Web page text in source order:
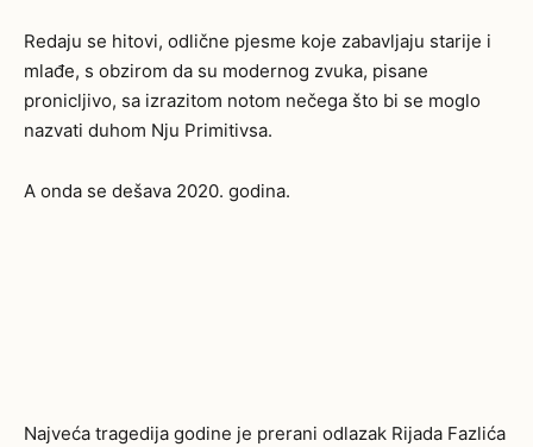
Redaju se hitovi, odlične pjesme koje zabavljaju starije i
mlađe, s obzirom da su modernog zvuka, pisane
pronicljivo, sa izrazitom notom nečega što bi se moglo
nazvati duhom Nju Primitivsa.
A onda se dešava 2020. godina.
Najveća tragedija godine je prerani odlazak Rijada Fazlića